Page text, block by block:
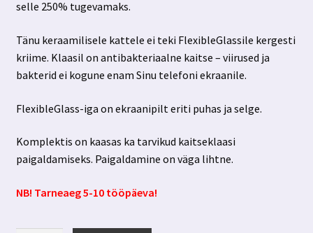
selle 250% tugevamaks.
Tänu keraamilisele kattele ei teki FlexibleGlassile kergesti
kriime. Klaasil on antibakteriaalne kaitse – viirused ja
bakterid ei kogune enam Sinu telefoni ekraanile.
FlexibleGlass-iga on ekraanipilt eriti puhas ja selge.
Komplektis on kaasas ka tarvikud kaitseklaasi
paigaldamiseks. Paigaldamine on väga lihtne.
NB! Tarneaeg 5-10 tööpäeva!